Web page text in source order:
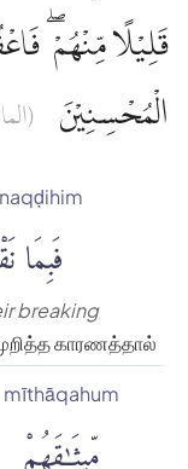
قَلِيْلًا مِّنْهُمْ
الْمُحْسِنِيْنَ
breaking
காரணத்தால்
mīthāqahum
مِّيثَٰقَهُمْ